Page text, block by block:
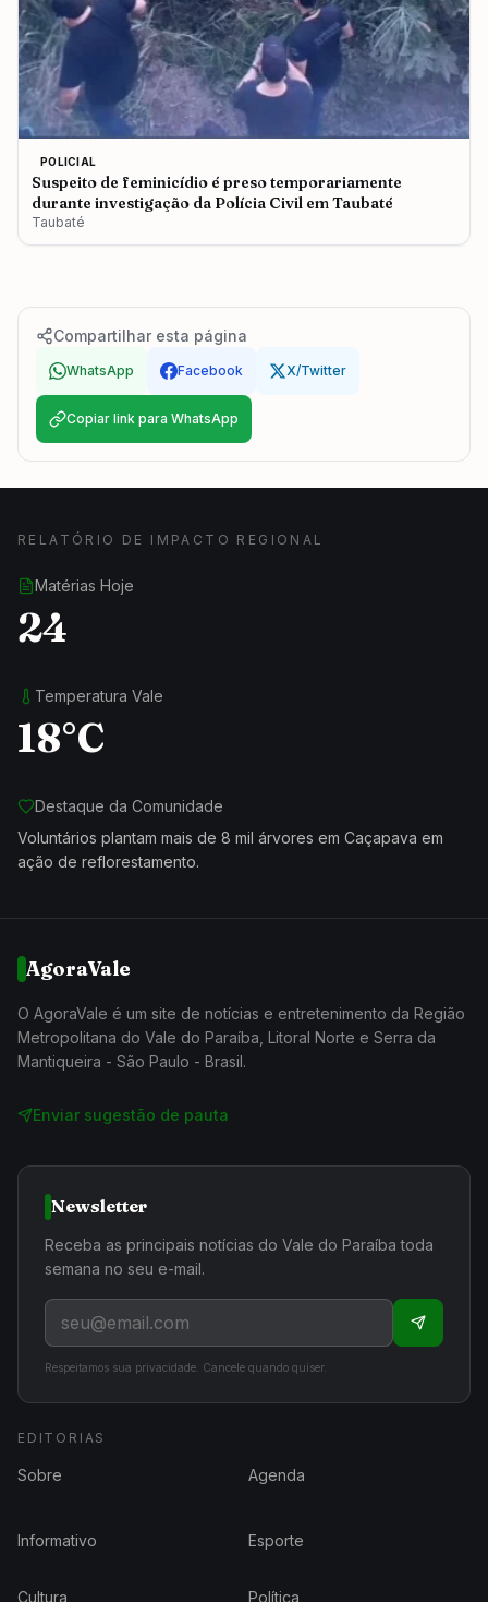
POLICIAL
Suspeito de feminicídio é preso temporariamente
durante investigação da Polícia Civil em Taubaté
Taubaté
Compartilhar esta página
WhatsApp Facebook X/Twitter
Copiar link para WhatsApp
RELATÓRIO DE IMPACTO REGIONAL
Matérias Hoje
24
Temperatura Vale
18°C
Destaque da Comunidade
Voluntários plantam mais de 8 mil árvores em Caçapava em
ação de reflorestamento.
AgoraVale
O AgoraVale é um site de notícias e entretenimento da Região
Metropolitana do Vale do Paraíba, Litoral Norte e Serra da
Mantiqueira - São Paulo - Brasil.
Enviar sugestão de pauta
Newsletter
Receba as principais notícias do Vale do Paraíba toda
semana no seu e-mail.
Respeitamos sua privacidade. Cancele quando quiser.
EDITORIAS
Sobre Agenda
Informativo Esporte
Cultura Política